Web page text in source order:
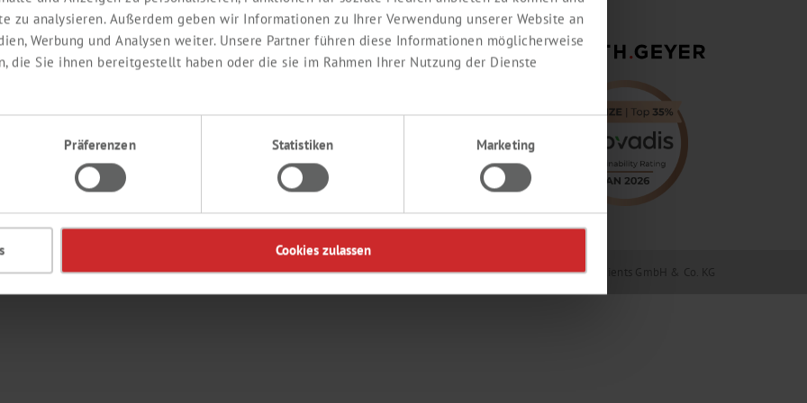
zu analysieren. Außerdem geben wir Informationen zu Ihrer Verwendung unserer Website an
Werbung und Analysen weiter. Unsere Partner führen diese Informationen möglicherweise
die Sie ihnen bereitgestellt haben oder die sie im Rahmen Ihrer Nutzung der Dienste
Präferenzen Statistiken Marketing
Cookies zulassen
KONTAKT
Labor
© 2026 Th. Geyer GmbH & Co. KG / Th. Geyer Ingredients GmbH & Co. KG